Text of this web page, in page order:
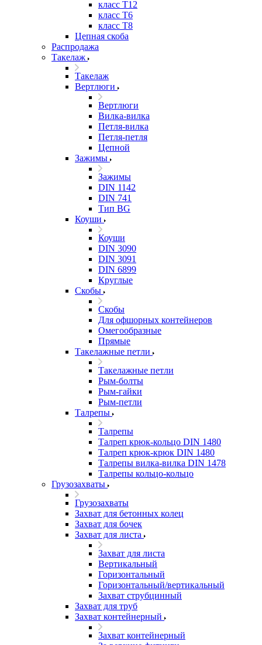
класс Т12
класс Т6
класс Т8
Цепная скоба
Распродажа
Такелаж
Такелаж
Вертлюги
Вертлюги
Вилка-вилка
Петля-вилка
Петля-петля
Цепной
Зажимы
Зажимы
DIN 1142
DIN 741
Тип BG
Коуши
Коуши
DIN 3090
DIN 3091
DIN 6899
Круглые
Скобы
Скобы
Для офшорных контейнеров
Омегообразные
Прямые
Такелажные петли
Такелажные петли
Рым-болты
Рым-гайки
Рым-петли
Талрепы
Талрепы
Талреп крюк-кольцо DIN 1480
Талреп крюк-крюк DIN 1480
Талрепы вилка-вилка DIN 1478
Талрепы кольцо-кольцо
Грузозахваты
Грузозахваты
Захват для бетонных колец
Захват для бочек
Захват для листа
Захват для листа
Вертикальный
Горизонтальный
Горизонтальный/вертикальный
Захват струбцинный
Захват для труб
Захват контейнерный
Захват контейнерный